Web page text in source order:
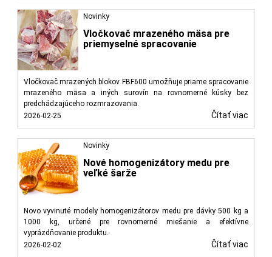
Novinky
Vločkovač mrazeného mäsa pre
priemyselné spracovanie
Vločkovač mrazených blokov FBF600 umožňuje priame spracovanie
mrazeného mäsa a iných surovín na rovnomerné kúsky bez
predchádzajúceho rozmrazovania.
2026-02-25
Čítať viac
Novinky
Nové homogenizátory medu pre
veľké šarže
Novo vyvinuté modely homogenizátorov medu pre dávky 500 kg a
1000 kg, určené pre rovnomerné miešanie a efektívne
vyprázdňovanie produktu.
2026-02-02
Čítať viac